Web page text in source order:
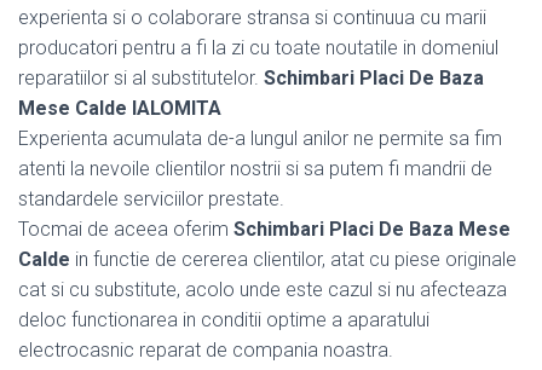
experienta si o colaborare stransa si continuua cu marii
producatori pentru a fi la zi cu toate noutatile in domeniul
reparatiilor si al substitutelor. Schimbari Placi De Baza
Mese Calde IALOMITA
Experienta acumulata de-a lungul anilor ne permite sa fim
atenti la nevoile clientilor nostrii si sa putem fi mandrii de
standardele serviciilor prestate.
Tocmai de aceea oferim Schimbari Placi De Baza Mese
Calde in functie de cererea clientilor, atat cu piese originale
cat si cu substitute, acolo unde este cazul si nu afecteaza
deloc functionarea in conditii optime a aparatului
electrocasnic reparat de compania noastra.